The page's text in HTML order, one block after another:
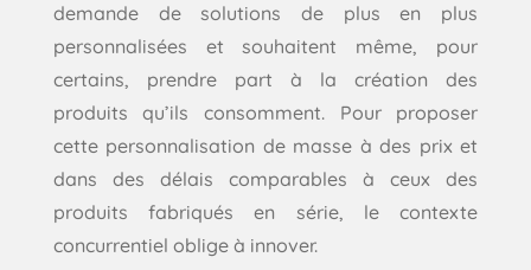
demande de solutions de plus en plus
personnalisées et souhaitent même, pour
certains, prendre part à la création des
produits qu’ils consomment. Pour proposer
cette personnalisation de masse à des prix et
dans des délais comparables à ceux des
produits fabriqués en série, le contexte
concurrentiel oblige à innover.